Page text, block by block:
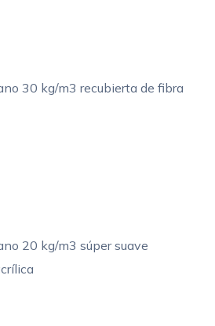
30 kg/m3 recubierta de fibra
20 kg/m3 súper suave